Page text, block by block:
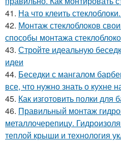
41. На что клеить
42. Монтаж стеклоблоков
способы монтажа
43. Стройте идеальную
идеи
44. Беседки с мангалом
все, что нужно знать о кухне
45. Как изготовить полки для
46. Правильный монтаж
металлочерепицу.
теплой крыши и технология